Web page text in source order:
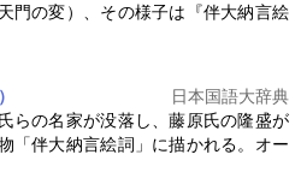
門の変）、その様子は『伴大納言絵
日本国語大辞典
らの名家が没落し、藤原氏の隆盛が
「伴大納言絵詞 」に描かれる。オー